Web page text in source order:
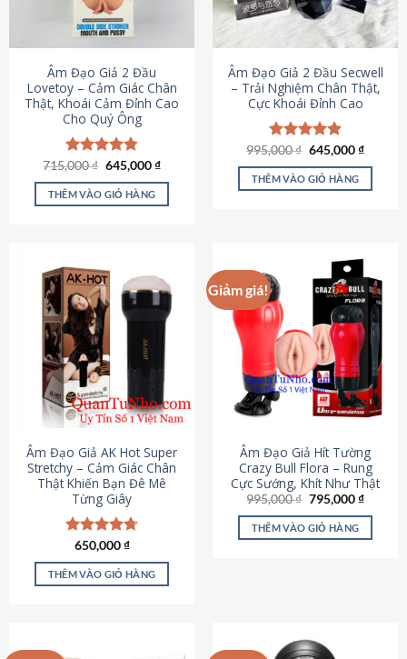
Âm Đạo Giả 2 Đầu
Lovetoy – Cảm Giác Chân
Thật, Khoái Cảm Đỉnh Cao
Cho Quý Ông
Được xếp
hạng4.79
5 sao
715,000₫ Giá
là:
715,000 ₫.
645,000₫Giá
tại
THÊM VÀO GIỎ HÀNG
Âm Đạo Giả 2 Đầu Secwell
– Trải Nghiệm Chân Thật,
Cực Khoái Đỉnh Cao
Được xếp
hạng4.88
5 sao
995,000₫ Giá
là:
995,000 ₫.
645,000₫Giá
tại
THÊM VÀO GIỎ HÀNG
Âm Đạo Giả AK Hot Super
Stretchy – Cảm Giác Chân
Thật Khiến Bạn Đê Mê
Từng Giây
Được xếp
hạng4.75
5 sao
650,000₫
THÊM VÀO GIỎ HÀNG
Giảm giá!
Âm Đạo Giả Hít Tường
Crazy Bull Flora – Rung
Cực Sướng, Khít Như Thật
995,000₫ Giá
là:
995,000 ₫.
795,000₫Giá
tại
THÊM VÀO GIỎ HÀNG